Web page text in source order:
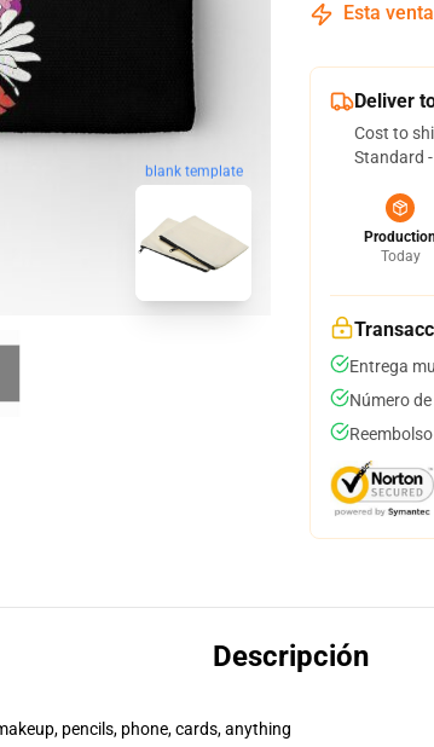
blank template
Esta
Deliver
Cost to
Standard
Production
Today
Entrega
Número
Descripción
pencils, phone, cards, anything